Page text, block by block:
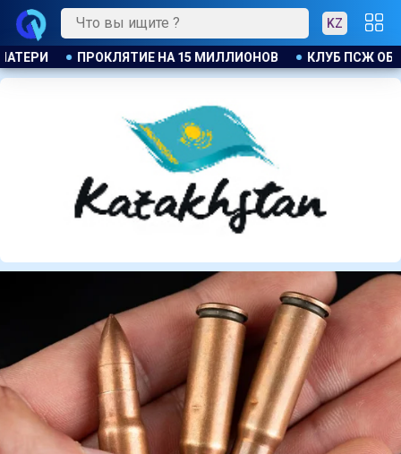
KZ
ОБ ОТКРЫТИИ СВОЕЙ ФУТБОЛЬНОЙ АКАДЕМИИ В